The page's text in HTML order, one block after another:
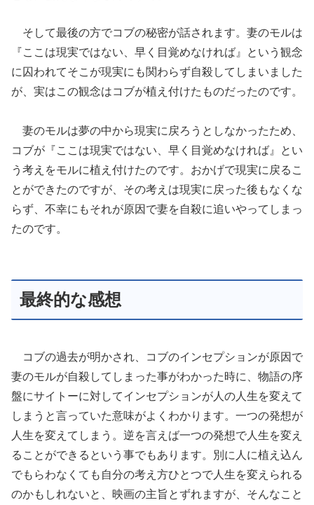
そして最後の方でコブの秘密が話されます。妻のモルは
『ここは現実ではない、早く目覚めなければ』という観念
に囚われてそこが現実にも関わらず自殺してしまいました
が、実はこの観念はコブが植え付けたものだったのです。
妻のモルは夢の中から現実に戻ろうとしなかったため、
コブが『ここは現実ではない、早く目覚めなければ』とい
う考えをモルに植え付けたのです。おかげで現実に戻るこ
とができたのですが、その考えは現実に戻った後もなくな
らず、不幸にもそれが原因で妻を自殺に追いやってしまっ
たのです。
最終的な感想
コブの過去が明かされ、コブのインセプションが原因で
妻のモルが自殺してしまった事がわかった時に、物語の序
盤にサイトーに対してインセプションが人の人生を変えて
しまうと言っていた意味がよくわかります。一つの発想が
人生を変えてしまう。逆を言えば一つの発想で人生を変え
ることができるという事でもあります。別に人に植え込ん
でもらわなくても自分の考え方ひとつで人生を変えられる
のかもしれないと、映画の主旨とずれますが、そんなこと